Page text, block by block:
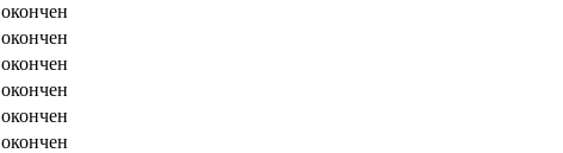
окончен
окончен
окончен
окончен
окончен
окончен